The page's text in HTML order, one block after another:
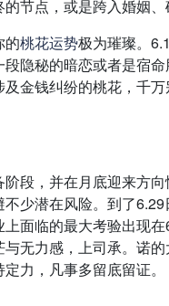
节点，或是跨入婚姻
的桃花运势极为璀璨。
隐秘的暗恋或者是宿
金钱纠纷的桃花，千
段，并在月底迎来方
少潜在风险。到了
面临的最大考验出现
无力感，上司承。诺
力，凡事多留底留证。